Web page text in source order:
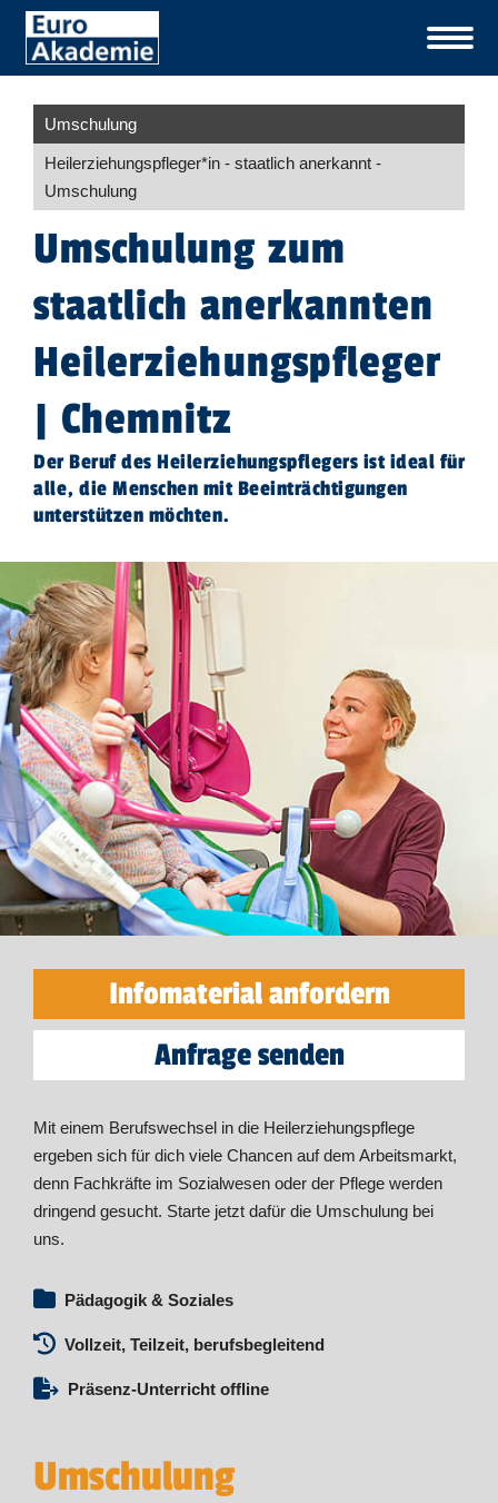
Umschulung
Heil­er­ziehungspfleger​*in - staatlich anerkannt -
Umschulung
Umschulung zum
staatlich anerkannten
Heilerziehungspfleger
| Chemnitz
Der Beruf des Heilerziehungspflegers ist ideal für
alle, die Menschen mit Beeinträchtigungen
unterstützen möchten.
Infomaterial anfordern
Anfrage senden
Mit einem Berufswechsel in die Heilerziehungspflege
ergeben sich für dich viele Chancen auf dem Arbeitsmarkt,
denn Fachkräfte im Sozialwesen oder der Pflege werden
dringend gesucht. Starte jetzt dafür die Umschulung bei
uns.
Pädagogik & Soziales
Vollzeit, Teilzeit, berufsbegleitend
Präsenz-Unterricht offline
Umschulung